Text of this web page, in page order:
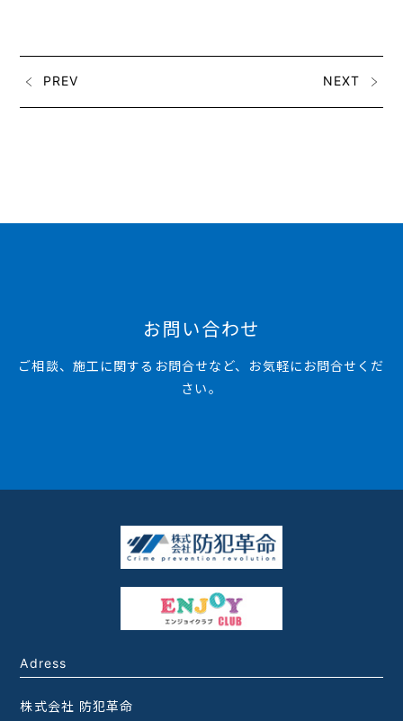
PREV NEXT
お問い合わせ
ご相談、施工に関するお問合せなど、お気軽にお問合せくだ
さい。
Adress
株式会社 防犯革命